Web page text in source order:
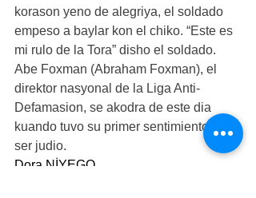
korason yeno de alegriya, el soldado
empeso a baylar kon el chiko. “Este es
mi rulo de la Tora” disho el soldado.
Abe Foxman (Abraham Foxman), el
direktor nasyonal de la Liga Anti-
Defamasion, se akodra de este dia
kuando tuvo su primer sentimiento de
ser judio.
Dora NİYEGO